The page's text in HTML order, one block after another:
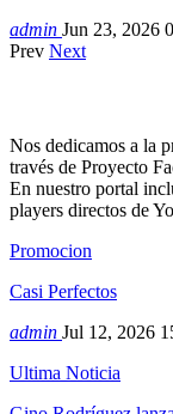
admin Jun 23, 2026 0
Prev Next
Nos dedicamos a la
través de Proyecto
En nuestro portal
players directos de
Promocion
Casi Perfectos
admin Jul 12, 2026
Ultima Noticia